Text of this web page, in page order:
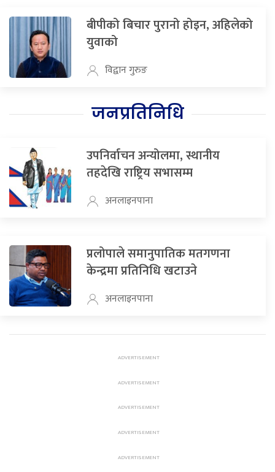
बीपीको बिचार पुरानो होइन, अहिलेको
युवाको
विद्वान गुरुङ
जनप्रतिनिधि
उपनिर्वाचन अन्योलमा, स्थानीय
तहदेखि राष्ट्रिय सभासम्म
अनलाइनपाना
प्रलोपाले समानुपातिक मतगणना
केन्द्रमा प्रतिनिधि खटाउने
अनलाइनपाना